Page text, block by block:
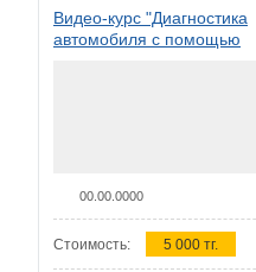
Видео-курс "Диагностика
автомобиля с помощью
00.00.0000
Стоимость: 5 000 тг.